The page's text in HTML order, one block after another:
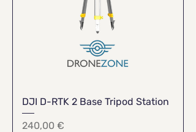
DJI D-RTK 2 Base Tripod Station
Prezzo
240,00 €